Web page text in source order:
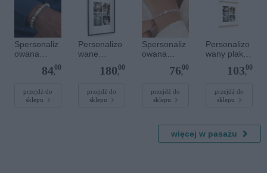
Spersonaliz
owana
bransoletka
szlachetnym
i - Szary - M
84,
00
przejdź do
sklepu
Personalizo
wane
lakierowanej
70 cm
180,
00
przejdź do
sklepu
Spersonaliz
owana
bransoletka
sznurkowa -
Srebrne
kółko
76,
00
przejdź do
sklepu
Personalizo
wany plakat
drewnianym
ym
wieszaczkie
103,
00
przejdź do
sklepu
więcej w pasażu